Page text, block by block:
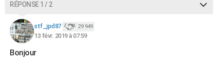
Carte de Noël
Carte Bonne année
Carte Saint-Valentin
Carte Pâques
Carte d'anniversaire
DICTIONNAIRE
Dictionnaire
Biographies
Citations
Expressions
Proverbes
PROGRAMME TV
RÉPONSE 1 / 2
stf_jpd87 29 949
13 févr. 2019 à 07:59
Bonjour